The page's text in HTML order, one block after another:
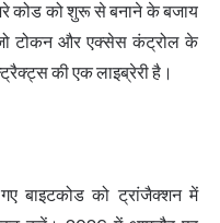
कोड को शुरू से बनाने के बजाय
टोकन और एक्सेस कंट्रोल के
की एक लाइब्रेरी है।
बाइटकोड को ट्रांजैक्शन में